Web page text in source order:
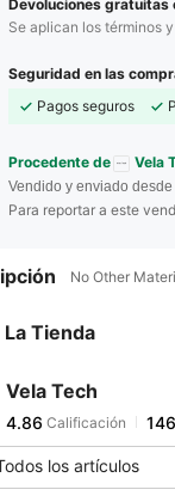
Devoluciones gratuitas
Se aplican los términos
Seguridad en las
Pagos seguros
Procedente de Vela
Vendido y enviado desde
Para reportar a este
No Other
Tienda
Vela Tech
4.86
4.86
s***0pagó
4.86
los artículos